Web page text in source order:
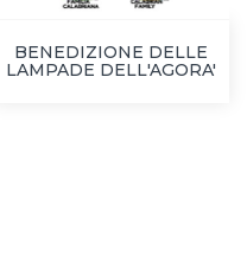
BENEDIZIONE DELLE
LAMPADE DELL'AGORA'